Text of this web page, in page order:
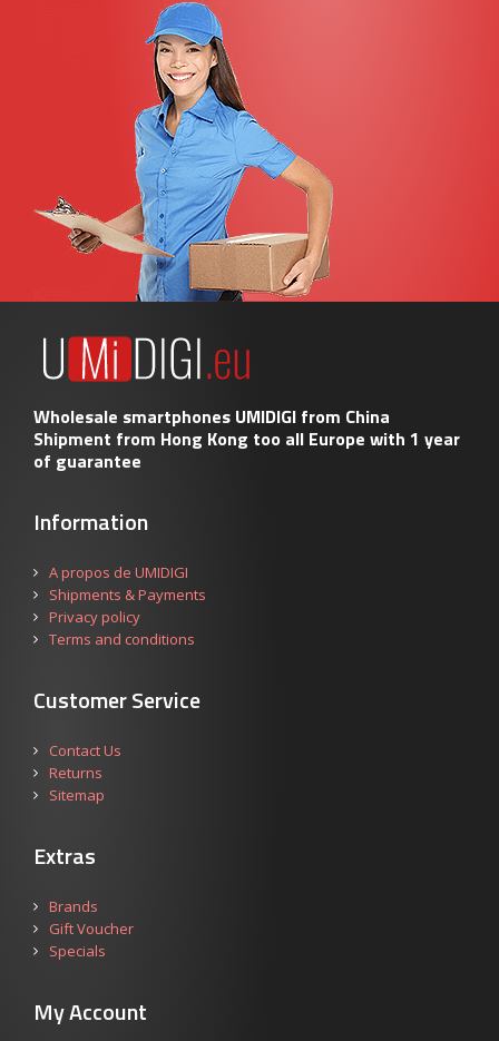
Wholesale smartphones UMIDIGI from China
Shipment from Hong Kong too all Europe with 1 year
of guarantee
Information
A propos de UMIDIGI
Shipments & Payments
Privacy policy
Terms and conditions
Customer Service
Contact Us
Returns
Sitemap
Extras
Brands
Gift Voucher
Specials
My Account